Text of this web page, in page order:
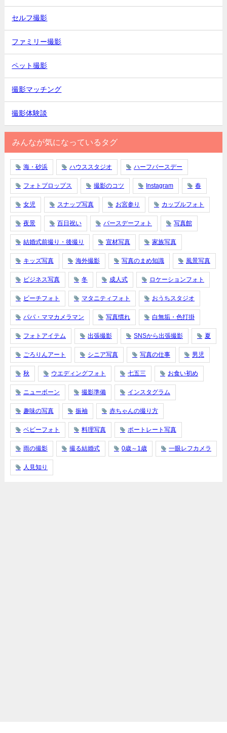
セルフ撮影
ファミリー撮影
ペット撮影
撮影マッチング
撮影体験談
みんなが気になっているタグ
海・砂浜 ハウススタジオ ハーフバースデー
フォトプロップス 撮影のコツ Instagram 春
女児 スナップ写真 お宮参り カップルフォト
夜景 百日祝い バースデーフォト 写真館
結婚式前撮り・後撮り 宣材写真 家族写真
キッズ写真 海外撮影 写真のまめ知識 風景写真
ビジネス写真 冬 成人式 ロケーションフォト
ビーチフォト マタニティフォト おうちスタジオ
パパ・ママカメラマン 写真慣れ 白無垢・色打掛
フォトアイテム 出張撮影 SNSから出張撮影 夏
ごろりんアート シニア写真 写真の仕事 男児
秋 ウエディングフォト 七五三 お食い初め
ニューボーン 撮影準備 インスタグラム
趣味の写真 振袖 赤ちゃんの撮り方
ベビーフォト 料理写真 ポートレート写真
雨の撮影 撮る結婚式 0歳～1歳 一眼レフカメラ
人見知り